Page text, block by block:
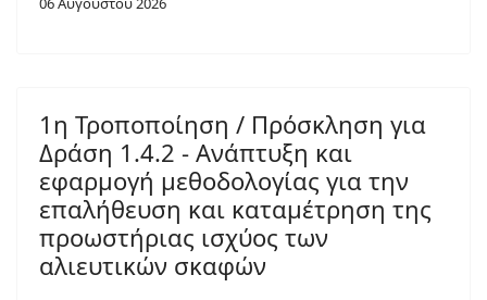
1η Τροποποίηση / Πρόσκληση για
Δράση 1.4.2 - Ανάπτυξη και
εφαρμογή μεθοδολογίας για την
επαλήθευση και καταμέτρηση της
προωστήριας ισχύος των
αλιευτικών σκαφών